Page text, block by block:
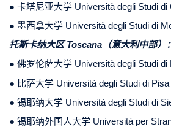
● 卡塔尼亚大学 Università degli Studi di
● 墨西拿大学 Università degli Studi di
托斯卡纳大区 Toscana（意大利中部）：
● 佛罗伦萨大学 Università degli Studi di
● 比萨大学 Università degli Studi di Pisa
● 锡耶纳大学 Università degli Studi di
● 锡耶纳外国人大学 Università per